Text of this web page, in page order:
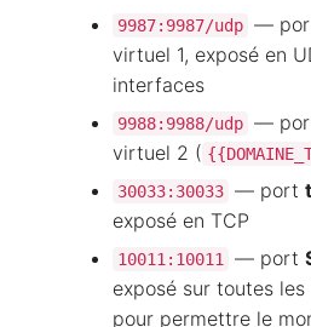
9987:9987/udp —
virtuel 1, exposé en
interfaces
9988:9988/udp —
virtuel 2 (
30033:30033 — port
exposé en TCP
10011:10011 — port
exposé sur toutes
pour permettre le